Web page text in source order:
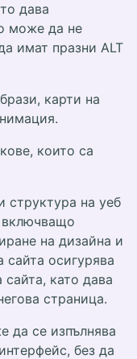
дава
може да не
имат празни ALT
карти на
които са
структура на уеб
включващо
на дизайна и
сайта осигурява
като дава
страница.
да се изпълнява
без да